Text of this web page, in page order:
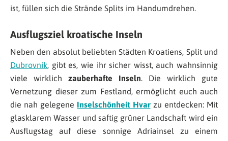
ist, füllen sich die Strände Splits im Handumdrehen.
Ausflugsziel kroatische Inseln
Neben den absolut beliebten Städten Kroatiens, Split und
Dubrovnik , gibt es, wie ihr sicher wisst, auch wahnsinnig
viele wirklich zauberhafte Inseln . Die wirklich gute
Vernetzung dieser zum Festland, ermöglicht euch auch
die nah gelegene Inselschönheit Hvarzu entdecken: Mit
glasklarem Wasser und saftig grüner Landschaft wird ein
Ausflugstag auf diese sonnige Adriainsel zu einem